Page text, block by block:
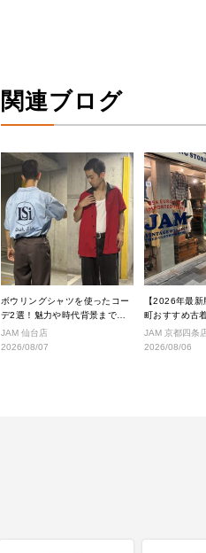
関連ブログ
ボウリングシャツを使ったコー
デ2選！魅力や時代背景までご
紹介
JAM 仙台店
2026/08/07
【2026年最
町おすすめ古
ス良好な絶対
厳選！
JAM 京都四条
2026/08/06